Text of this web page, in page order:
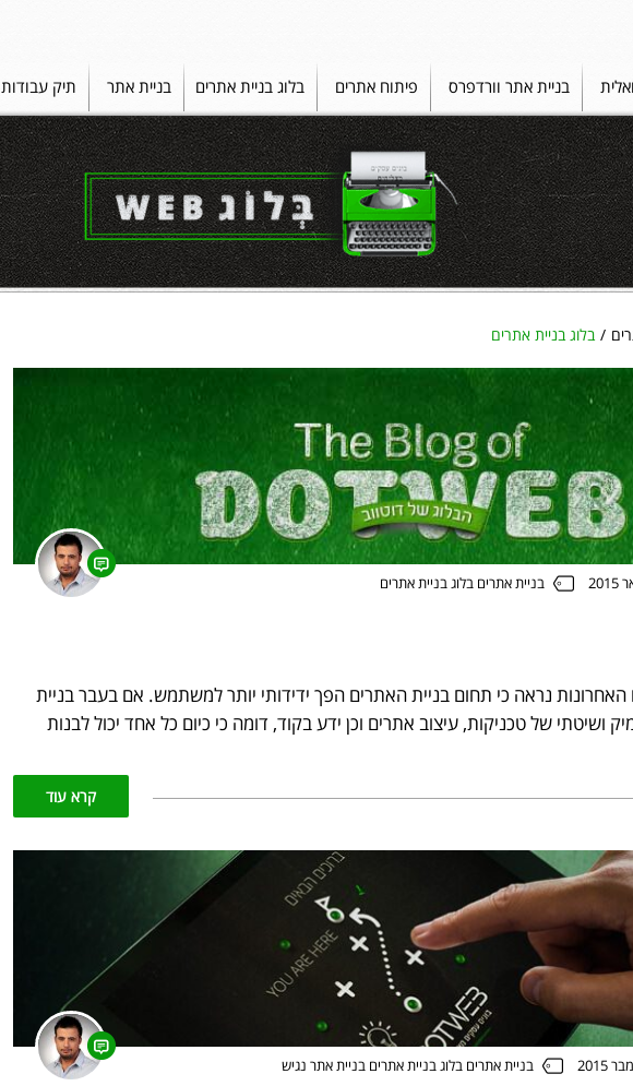
בניית אתר וורדפרס פיתוח אתרים בלוג בניית אתרים בניית אתר תיק עבודות
בלוג בניית אתרים
בניית אתרים בלוג בניית אתרים
האחרונות נראה כי תחום בניית האתרים הפך ידידותי יותר למשתמש. אם בעבר בניית
ושיטתי של טכניקות, עיצוב אתרים וכן ידע בקוד, דומה כי כיום כל אחד יכול לבנות
קרא עוד
בניית אתרים בלוג בניית אתרים בניית אתר נגיש